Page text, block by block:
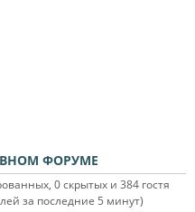
ФОРУМЕ
0 скрытых и 384 гостя
за последние 5 минут)